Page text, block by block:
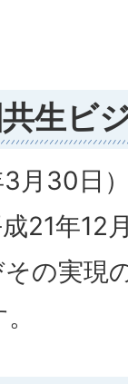
生ビ
月30日
21年12
の実現